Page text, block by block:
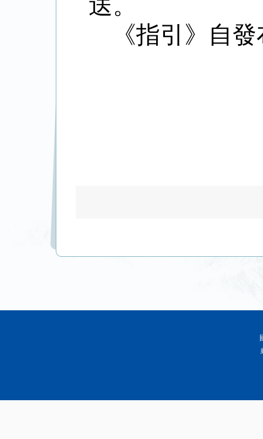
《指引》自